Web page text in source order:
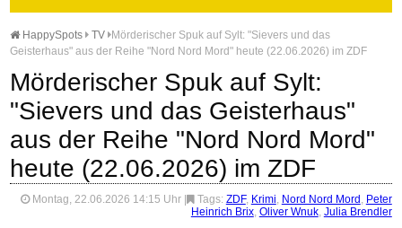
HappySpots TV
Mörderischer Spuk auf Sylt: "Sievers und das
Geisterhaus" aus der Reihe "Nord Nord Mord" heute (22.06.2026) im ZDF
Mörderischer Spuk auf Sylt:
"Sievers und das Geisterhaus"
aus der Reihe "Nord Nord Mord"
heute (22.06.2026) im ZDF
Montag, 22.06.2026 14:15 Uhr Tags: ZDF, Krimi, Nord Nord Mord , Peter
Heinrich Brix, Oliver Wnuk, Julia Brendler